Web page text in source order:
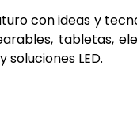
con ideas y
tabletas,
LED.